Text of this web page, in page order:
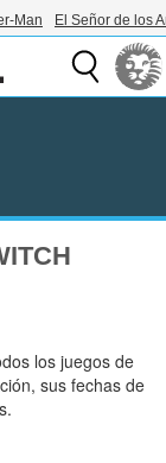
Man El Señor de los
los juegos de
sus fechas de